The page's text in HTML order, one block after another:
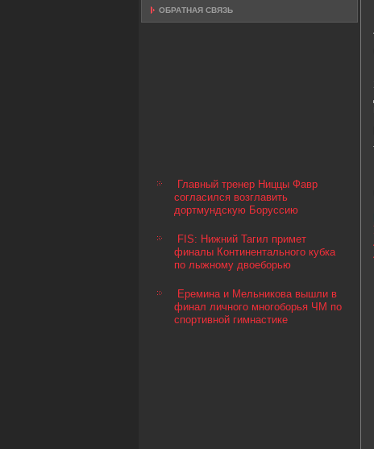
ОБРАТНАЯ СВЯЗЬ
Главный тренер Ниццы Фавр
согласился возглавить
дортмундскую Боруссию
FIS: Нижний Тагил примет
финалы Континентального кубка
по лыжному двоеборью
Еремина и Мельникова вышли в
финал личного многоборья ЧМ по
спортивной гимнастике